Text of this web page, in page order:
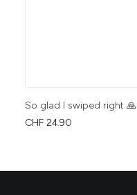
So glad I swiped right 🙏
CHF 24.90